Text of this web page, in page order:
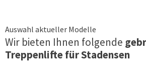
Auswahl aktueller Modelle
Wir bieten Ihnen folgende
Treppenlifte fürStadensen